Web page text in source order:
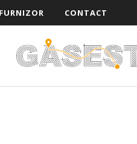
CONTACT